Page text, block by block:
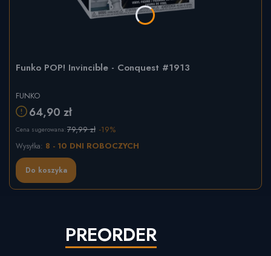
Funko POP! Invincible - Conquest #1913
FUNKO
64,90 zł
Cena sugerowana: 79,99 zł -19%
Do koszyka
Wysyłka: 8 - 10 DNI ROBOCZYCH
PREORDER